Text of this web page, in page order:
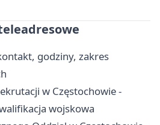
godziny, zakres
w Częstochowie -
wojskowa